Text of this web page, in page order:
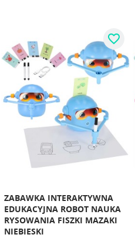
ZABAWKA INTERAKTYWNA
EDUKACYJNA ROBOT NAUKA
RYSOWANIA FISZKI MAZAKI
NIEBIESKI
favorite_border